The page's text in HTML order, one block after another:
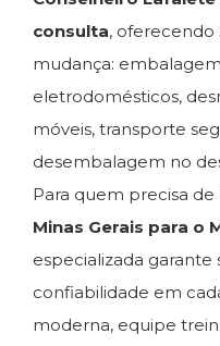
consulta, oferecendo
mudança:
eletrodomésticos,
móveis, transporte
desembalagem no
Para quem precisa de
Minas Gerais para o
especializada garante
confiabilidade em
moderna, equipe